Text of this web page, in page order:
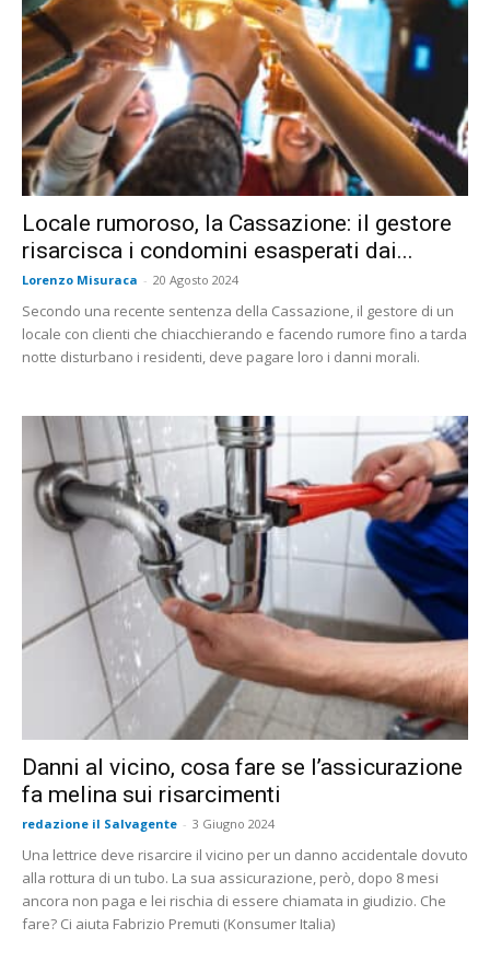
Locale rumoroso, la Cassazione: il gestore
risarcisca i condomini esasperati dai...
Lorenzo Misuraca - 20 Agosto 2024
Secondo una recente sentenza della Cassazione, il gestore di un
locale con clienti che chiacchierando e facendo rumore fino a tarda
notte disturbano i residenti, deve pagare loro i danni morali.
Danni al vicino, cosa fare se l’assicurazione
fa melina sui risarcimenti
redazione il Salvagente - 3 Giugno 2024
Una lettrice deve risarcire il vicino per un danno accidentale dovuto
alla rottura di un tubo. La sua assicurazione, però, dopo 8 mesi
ancora non paga e lei rischia di essere chiamata in giudizio. Che
fare? Ci aiuta Fabrizio Premuti (Konsumer Italia)